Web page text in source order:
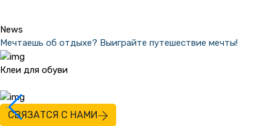
News
Мечтаешь об отдыхе? Выиграйте путешествие мечты!
Клеи для обуви
СВЯЗАТСЯ С НАМИ